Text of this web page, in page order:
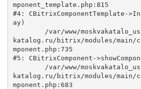
mponent_template.php:815
#4: CBitrixComponentTemplate-
ay)
katalog.ru/bitrix/modules/main/
mponent.php:735
#5: CBitrixComponent-
katalog.ru/bitrix/modules/main/
mponent.php:683